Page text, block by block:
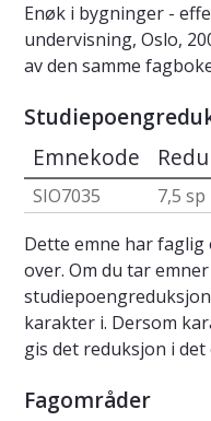
Enøk i bygninger -
undervisning, Oslo,
av den samme
Emnekode
SIO7035
7,5 sp
Dette emne har faglig
over. Om du tar
karakter i. Dersom
gis det reduksjon i
Fagområder